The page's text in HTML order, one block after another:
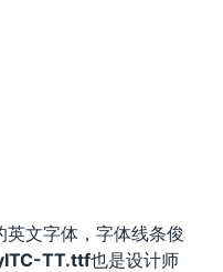
英文字体，字体线条俊
TT.ttf也是设计师